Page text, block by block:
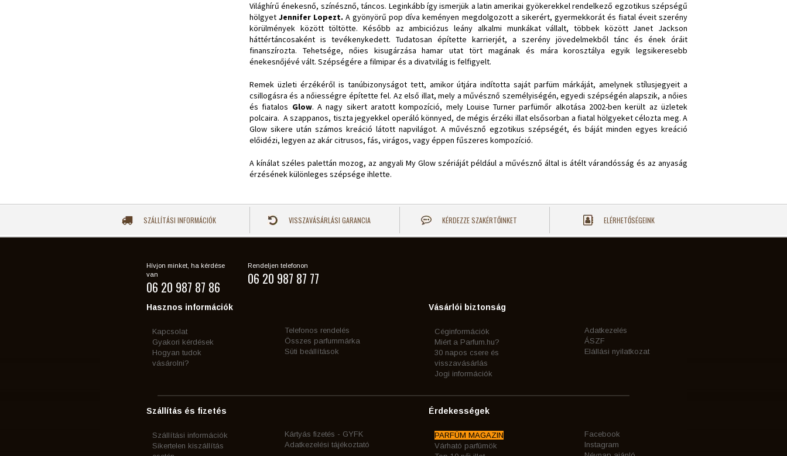
Világhírű énekesnő, színésznő, táncos. Leginkább így ismerjük a latin amerikai gyökerekkel rendelkező egzotikus szépségű
hölgyetJennifer Lopezt. A gyönyörű pop díva keményen megdolgozott a sikerért, gyermekkorát és fiatal éveit szerény
körülmények között töltötte. Később az ambiciózus leány alkalmi munkákat vállalt, többek között Janet Jackson
háttértáncosaként is tevékenykedett. Tudatosan építette karrierjét, a szerény jövedelmekből tánc és ének óráit
finanszírozta. Tehetsége, nőies kisugárzása hamar utat tört magának és mára korosztálya egyik legsikeresebb
énekesnőjévé vált. Szépségére a filmipar és a divatvilág is felfigyelt.
Remek üzleti érzékéről is tanúbizonyságot tett, amikor útjára indította saját parfüm márkáját, amelynek stílusjegyeit a
csillogásra és a nőiességre építette fel. Az első illat, mely a művésznő személyiségén, egyedi szépségén alapszik, a nőies
és fiatalos Glow. A nagy sikert aratott kompozíció, mely Louise Turner parfümőr alkotása 2002-ben került az üzletek
polcaira. A szappanos, tiszta jegyekkel operáló könnyed, de mégis érzéki illat elsősorban a fiatal hölgyeket célozta meg. A
Glow sikere után számos kreáció látott napvilágot. A művésznő egzotikus szépségét, és báját minden egyes kreáció
előidézi, legyen az akár citrusos, fás, virágos, vagy éppen fűszeres kompozíció.
A kínálat széles palettán mozog, az angyali My Glow szériáját például a művésznő által is átélt várandósság és az anyaság
érzésének különleges szépsége ihlette.
SZÁLLÍTÁSI INFORMÁCIÓK VISSZAVÁSÁRLÁSI GARANCIA KÉRDEZZE SZAKÉRTŐINKET ELÉRHETŐSÉGEINK
Hívjon minket, ha kérdése
van
06 20 987 87 86
Rendeljen telefonon
06 20 987 87 77
Hasznos információk
Kapcsolat
Gyakori kérdések
Hogyan tudok
vásárolni?
Telefonos rendelés
Összes parfummárka
Süti beállítások
Vásárlói biztonság
Céginformációk
Miért a Parfum.hu?
30 napos csere és
visszavásárlás
Jogi információk
Adatkezelés
ÁSZF
Elállási nyilatkozat
Szállítás és fizetés
Szállítási információk
Sikertelen kiszállítás
Kártyás fizetés - GYFK
Adatkezelési tájékoztató
Érdekességek
PARFÜM MAGAZIN
Várható parfümök
Facebook
Instagram